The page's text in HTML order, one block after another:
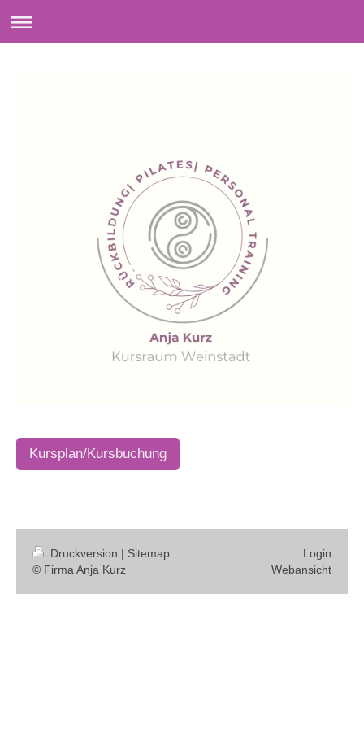
Kursplan/Kursbuchung
Druckversion | Sitemap
© Firma Anja Kurz
Login
Webansicht